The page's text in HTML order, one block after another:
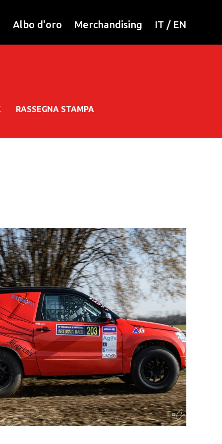
Albo d'oro Merchandising IT / EN
RASSEGNA STAMPA